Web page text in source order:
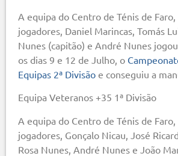
A equipa do Centro de Ténis de
jogadores, Daniel Marincas, Tomás
Nunes (capitão) e André Nunes
os dias 9 e 12 de Julho, o
Equipas 2ª Divisão e conseguiu a
Equipa Veteranos +35 1ª Divisão
A equipa do Centro de Ténis de
jogadores, Gonçalo Nicau, José
Rosa Nunes, André Nunes e João